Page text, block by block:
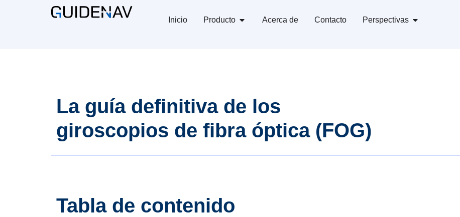
Inicio Producto Acerca de Contacto Perspectivas
La guía definitiva de los
giroscopios de fibra óptica (FOG)
Tabla de contenido